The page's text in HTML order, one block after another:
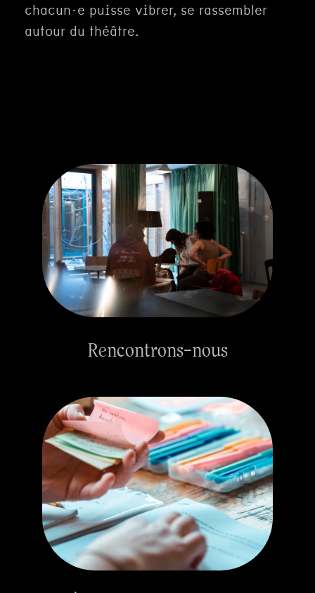
chacun·e puisse vibrer, se rassembler
autour du théâtre.
Rencontrons-nous